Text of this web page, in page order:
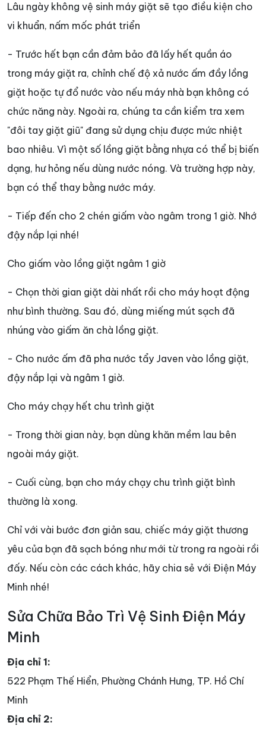
Lâu ngày không vệ sinh máy giặt sẽ tạo điều kiện cho
vi khuẩn, nấm mốc phát triển
- Trước hết bạn cần đảm bảo đã lấy hết quần áo
trong máy giặt ra, chỉnh chế độ xả nước ấm đầy lồng
giặt hoặc tự đổ nước vào nếu máy nhà bạn không có
chức năng này. Ngoài ra, chúng ta cần kiểm tra xem
"đôi tay giặt giũ" đang sử dụng chịu được mức nhiệt
bao nhiêu. Vì một số lồng giặt bằng nhựa có thể bị biến
dạng, hư hỏng nếu dùng nước nóng. Và trường hợp này,
bạn có thể thay bằng nước máy.
- Tiếp đến cho 2 chén giấm vào ngâm trong 1 giờ. Nhớ
đậy nắp lại nhé!
Cho giấm vào lồng giặt ngâm 1 giờ
- Chọn thời gian giặt dài nhất rồi cho máy hoạt động
như bình thường. Sau đó, dùng miếng mút sạch đã
nhúng vào giấm ăn chà lồng giặt.
- Cho nước ấm đã pha nước tẩy Javen vào lồng giặt,
đậy nắp lại và ngâm 1 giờ.
Cho máy chạy hết chu trình giặt
- Trong thời gian này, bạn dùng khăn mềm lau bên
ngoài máy giặt.
- Cuối cùng, bạn cho máy chạy chu trình giặt bình
thường là xong.
Chỉ với vài bước đơn giản sau, chiếc máy giặt thương
yêu của bạn đã sạch bóng như mới từ trong ra ngoài rồi
đấy. Nếu còn các cách khác, hãy chia sẻ với Điện Máy
Minh nhé!
Sửa Chữa Bảo Trì Vệ Sinh Điện Máy
Minh
Địa chỉ 1:
522 Phạm Thế Hiển, Phường Chánh Hưng, TP. Hồ Chí
Minh
Địa chỉ 2: